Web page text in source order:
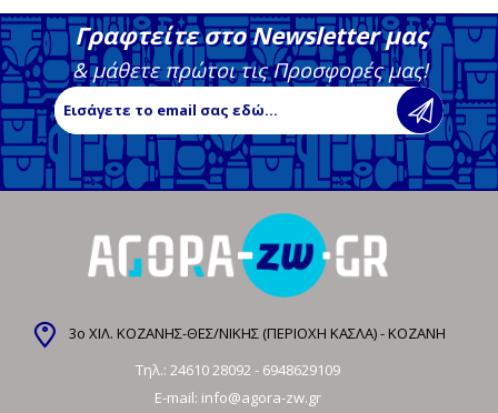
Γραφτείτε στο Newsletter μας
& μάθετε πρώτοι τις Προσφορές μας!
3ο ΧΙΛ. ΚΟΖΑΝΗΣ-ΘΕΣ/ΝΙΚΗΣ (ΠΕΡΙΟΧΗ ΚΑΣΛΑ) - ΚΟΖΑΝΗ
Τηλ.: 24610 28092- 6948629109
E-mail: info@agora-zw.gr